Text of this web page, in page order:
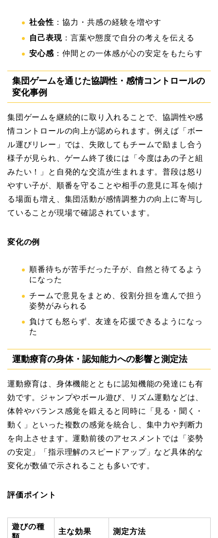
社会性 ：協力・共感の経験を増やす
自己表現 ：言葉や態度で自分の考えを伝える
安心感 ：仲間との一体感が心の安定をもたらす
集団ゲームを通じた協調性・感情コントロールの
変化事例
集団ゲームを継続的に取り入れることで、協調性や感
情コントロールの向上が認められます。例えば「ボー
ル運びリレー」では、失敗してもチームで励まし合う
様子が見られ、ゲーム終了後には「今度はあの子と組
みたい！」と自発的な交流が生まれます。普段は怒り
やすい子が、順番を守ることや相手の意見に耳を傾け
る場面も増え、集団活動が感情調整力の向上に寄与し
ていることが現場で確認されています。
変化の例
順番待ちが苦手だった子が、自然と待てるよう
になった
チームで意見をまとめ、役割分担を進んで担う
姿勢がみられる
負けても怒らず、友達を応援できるようになっ
た
運動療育の身体・認知能力への影響と測定法
運動療育は、身体機能とともに認知機能の発達にも有
効です。ジャンプやボール遊び、リズム運動などは、
体幹やバランス感覚を鍛えると同時に「見る・聞く・
動く」といった複数の感覚を統合し、集中力や判断力
を向上させます。運動前後のアセスメントでは「姿勢
の安定」「指示理解のスピードアップ」など具体的な
変化が数値で示されることも多いです。
評価ポイント
遊びの種
主な効果 測定方法